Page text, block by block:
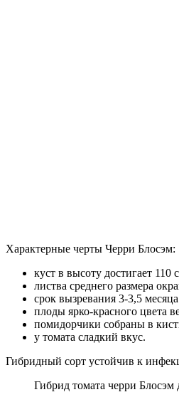
Характерные черты Черри Блосэм:
куст в высоту достигает 110
листва среднего размера
срок вызревания 3-3,5
плоды ярко-красного цвета
помидорчики собраны в
у томата сладкий вкус.
Гибридный сорт устойчив к
Гибрид томата черри Блосэм